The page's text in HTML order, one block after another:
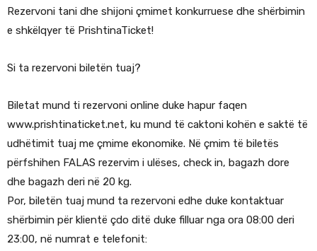
Rezervoni tani dhe shijoni çmimet konkurruese dhe shërbimin
e shkëlqyer të PrishtinaTicket!
Si ta rezervoni biletën tuaj?
Biletat mund ti rezervoni online duke hapur faqen
www.prishtinaticket.net, ku mund të caktoni kohën e saktë të
udhëtimit tuaj me çmime ekonomike. Në çmim të biletës
përfshihen FALAS rezervim i ulëses, check in, bagazh dore
dhe bagazh deri në 20 kg.
Por, biletën tuaj mund ta rezervoni edhe duke kontaktuar
shërbimin për klientë çdo ditë duke filluar nga ora 08:00 deri
23:00, në numrat e telefonit: